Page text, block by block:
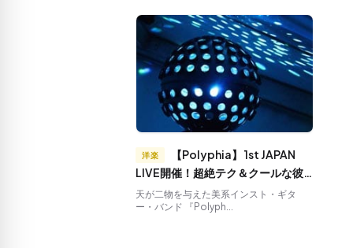
洋楽
LIVE開催！超絶テク＆クールな彼
らにこれから大注目しておくべ
き！？
天が二物を与えた美系インスト・ギタ
ー・バンド 『Polyph...